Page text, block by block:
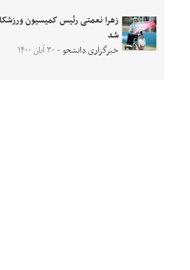
زهرا نعمتی رئیس کمیسیون
شد
خبرگزاری دانشجو- ۳۰ آبان ۱۴۰۰